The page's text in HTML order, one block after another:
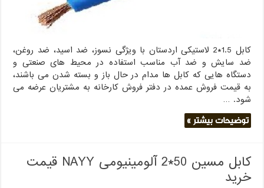
کابل 1.5*2 لاستیکی اردستان با ویژگی نسوز، ضد اسید، ضد روغن،
ضد سایش و ضد آب مناسب استفاده در محیط های صنعتی و
دستگاه هایی که کابل ها مدام در حال باز و بسته شدن می باشند،
به قیمت فروش عمده در دفتر فروش کارخانه به مشتریان عرضه می
شود. …
توضیحات بیشتر »
کابل مسین 50*2 آلومینیومی NAYY قیمت
خرید